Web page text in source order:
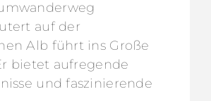
auf der
Alb führt ins Große
bietet aufregende
und faszinierende